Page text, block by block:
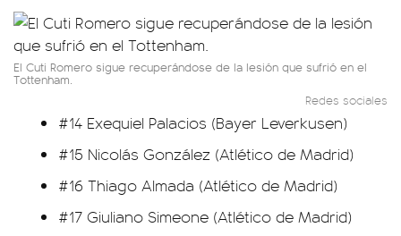
El Cuti Romero sigue recuperándose de la lesión que sufrió en el
Tottenham.
Redes sociales
#14 Exequiel Palacios (Bayer Leverkusen)
#15 Nicolás González (Atlético de Madrid)
#16 Thiago Almada (Atlético de Madrid)
#17 Giuliano Simeone (Atlético de Madrid)